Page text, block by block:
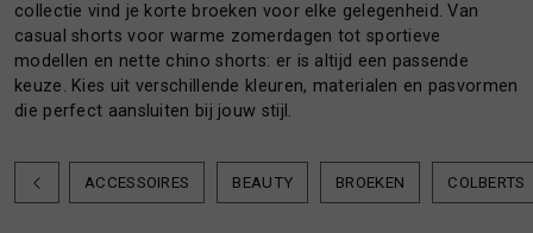
BADMODE
BEAUTY
BEAUTY
BROEKEN
KUSSENS
PLAIDS
collectie vind je korte broeken voor elke gelegenheid. Van
casual shorts voor warme zomerdagen tot sportieve
modellen en nette chino shorts: er is altijd een passende
keuze. Kies uit verschillende kleuren, materialen en pasvormen
die perfect aansluiten bij jouw stijl.
ACCESSOIRES BEAUTY BROEKEN COLBERTS
NIEUW NIEUW